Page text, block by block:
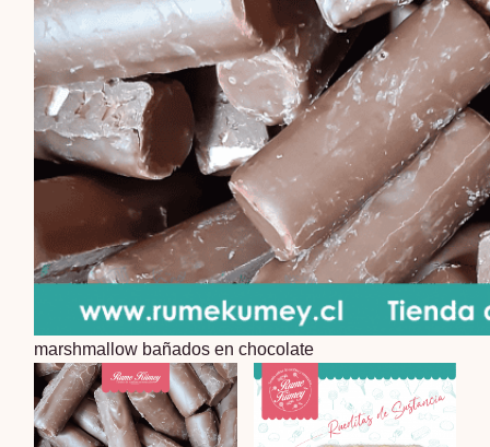
marshmallow bañados en chocolate